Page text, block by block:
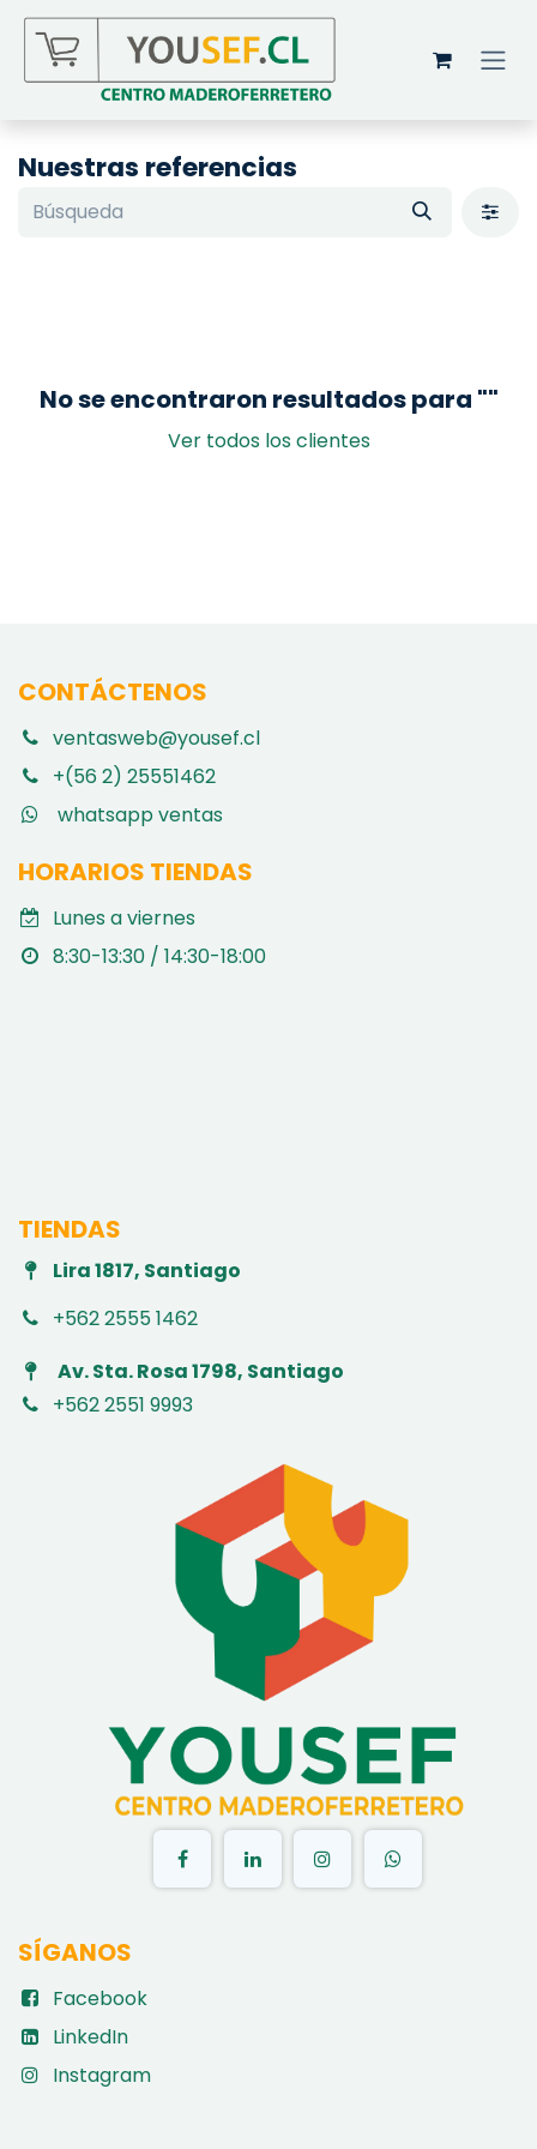
Ir al contenido
Nuestras referencias
No se encontraron resultados para ""
Ver todos los clientes
CONTÁCTENOS
ventasweb@yousef.cl
+(56 2) 25551462
whatsapp ventas
HORARIOS TIENDAS
Lunes a viernes
8:30-13:30 / 14:30-18:00
TIENDAS
Lira 1817, Santiago
+562 2555 1462
Av. Sta. Rosa 1798, Santiago
+562 2551 9993
SÍGANOS
Facebook
LinkedIn
Instagram